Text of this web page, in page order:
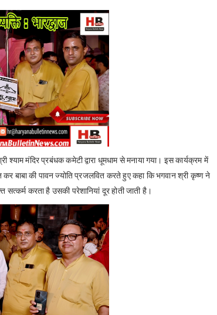
श्याम मंदिर प्रबंधक कमेटी द्वारा धूमधाम से मनाया गया। इस कार्यक्रम में
बाबा की पावन ज्योति प्रजलवित करते हुए कहा कि भगवान श्री कृष्ण ने
करता है उसकी परेशानियां दूर होती जाती है।